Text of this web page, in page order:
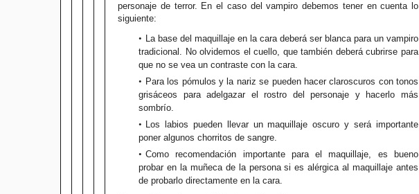
personaje de terror. En el caso del vampiro debemos tener en cuenta lo
siguiente:
La base del maquillaje en la cara deberá ser blanca para un vampiro
tradicional. No olvidemos el cuello, que también deberá cubrirse para
que no se vea un contraste con la cara.
Para los pómulos y la nariz se pueden hacer claroscuros con tonos
grisáceos para adelgazar el rostro del personaje y hacerlo más
sombrío.
Los labios pueden llevar un maquillaje oscuro y será importante
poner algunos chorritos de sangre.
Como recomendación importante para el maquillaje, es bueno
probar en la muñeca de la persona si es alérgica al maquillaje antes
de probarlo directamente en la cara.